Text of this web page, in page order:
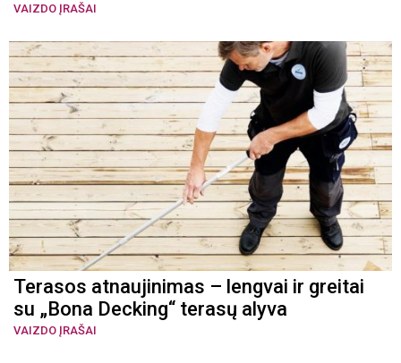
VAIZDO ĮRAŠAI
Terasos atnaujinimas – lengvai ir greitai
su „Bona Decking“ terasų alyva
VAIZDO ĮRAŠAI